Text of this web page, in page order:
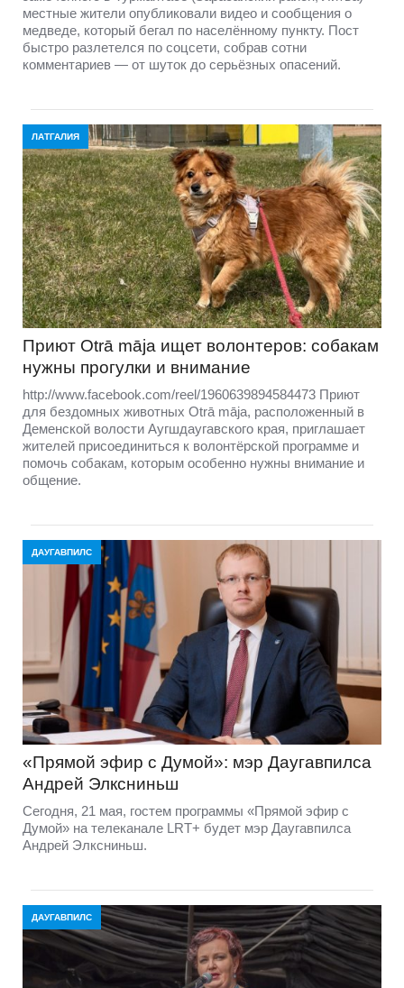
местные жители опубликовали видео и сообщения о
медведе, который бегал по населённому пункту. Пост
быстро разлетелся по соцсети, собрав сотни
комментариев — от шуток до серьёзных опасений.
ЛАТГАЛИЯ
Приют Otrā māja ищет волонтеров: собакам
нужны прогулки и внимание
http://www.facebook.com/reel/1960639894584473 Приют
для бездомных животных Otrā māja, расположенный в
Деменской волости Аугшдаугавского края, приглашает
жителей присоединиться к волонтёрской программе и
помочь собакам, которым особенно нужны внимание и
общение.
ДАУГАВПИЛС
«Прямой эфир с Думой»: мэр Даугавпилса
Андрей Элксниньш
Сегодня, 21 мая, гостем программы «Прямой эфир с
Думой» на телеканале LRT+ будет мэр Даугавпилса
Андрей Элксниньш.
ДАУГАВПИЛС